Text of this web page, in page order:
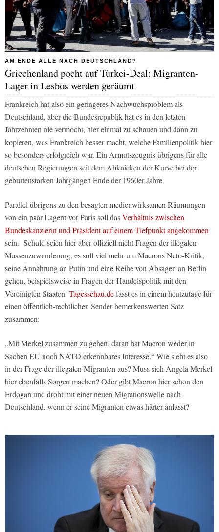
AM ENDE ALLE NACH DEUTSCHLAND?
Griechenland pocht auf Türkei-Deal: Migranten-
Lager in Lesbos werden geräumt
Frankreich hat also ein geringeres Nachwuchsproblem als
Deutschland, aber die Bundesrepublik hat es in den letzten
Jahrzehnten nie vermocht, hier einmal zu schauen und dann zu
kopieren, was Frankreich besser macht, welche Familienpolitik hier
so besonders erfolgreich war. Ein Armutszeugnis übrigens für alle
deutschen Regierungen seit dem Abknicken der Kurve bei den
geburtenstarken Jahrgängen Ende der 1960er Jahre.
Parallel übrigens zu den besagten medienwirksamen Räumungen
von ein paar Lagern vor Paris soll dasVerhältnis zwischen
Bundeskanzlerin und Präsident auf einem Tiefpunkt angekommen
sein. Schuld seien hier aber offiziell nicht Fragen der illegalen
Massenzuwanderung, es soll viel mehr um Macrons Nato-Kritik,
seine Annährung an Putin und eine Reihe von Absagen an Berlin
gehen, beispielsweise in Fragen der Handelspolitik mit den
Vereinigten Staaten. Tagesschau.defasst es in einem heutzutage für
einen öffentlich-rechtlichen Sender bemerkenswerten Satz
zusammen:
„Mit Merkel zusammen zu gehen, daran hat Macron weder in
Sachen EU noch NATO erkennbares Interesse.“ Wie sieht es also
in der Frage der illegalen Migranten aus? Muss sich Angela Merkel
hier ebenfalls Sorgen machen? Oder gibt Macron hier schon den
Erdogan und droht mit einer neuen Migrationswelle nach
Deutschland, wenn er seine Migranten etwas härter anfasst?